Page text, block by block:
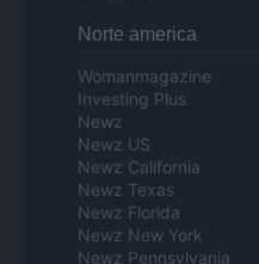
Norte america
Womanmagazine
Investing Plus
Newz
Newz US
Newz California
Newz Texas
Newz Florida
Newz New York
Newz Pennsylvania